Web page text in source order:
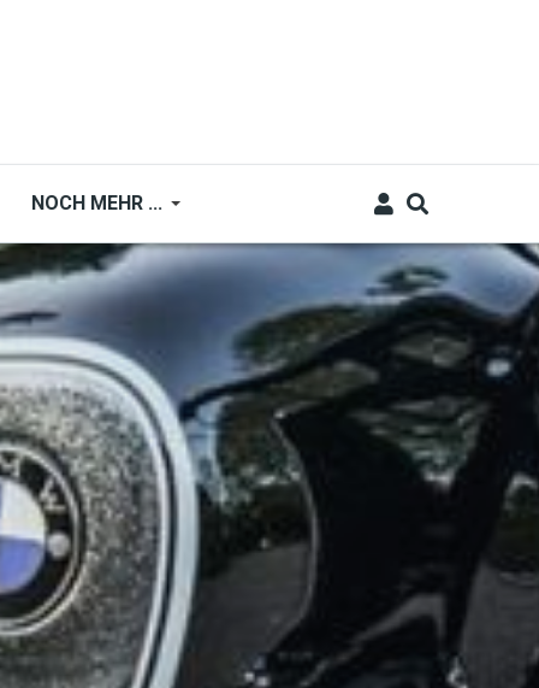
NOCH MEHR ...